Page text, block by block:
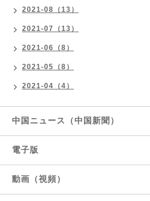
2021-08（13）
2021-07（13）
2021-06（8）
2021-05（8）
2021-04（4）
中国ニュース（中国新聞）
電子版
動画（視頻）